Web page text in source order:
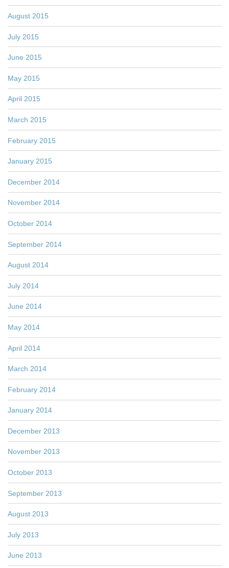
August 2015
July 2015
June 2015
May 2015
April 2015
March 2015
February 2015
January 2015
December 2014
November 2014
October 2014
September 2014
August 2014
July 2014
June 2014
May 2014
April 2014
March 2014
February 2014
January 2014
December 2013
November 2013
October 2013
September 2013
August 2013
July 2013
June 2013